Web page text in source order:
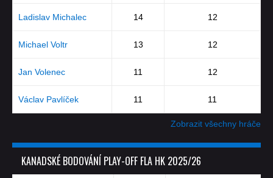
Ladislav Michalec 14 12
Michael Voltr 13 12
Jan Volenec 11 12
Václav Pavlíček 11 11
Zobrazit všechny hráče
KANADSKÉ BODOVÁNÍ PLAY-OFF FLA HK 2025/26